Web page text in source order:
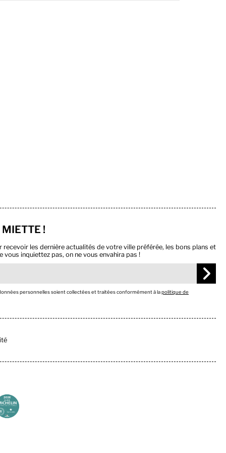
MIETTE !
les dernière actualités de votre ville préférée, les bons plans et
vous inquiettez pas, on ne vous envahira pas !
personnelles soient collectées et traitées conformément à lapolitique de